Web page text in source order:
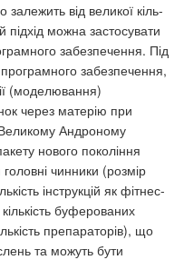
від великої кіль-
підхід можна застосувати
забезпечення. Під
забезпечення,
(моделювання)
через матерію при
Андроному
нового покоління
чинники (розмір
інструкцій як фітнес-
буферованих
препараторів), що
та можуть бути